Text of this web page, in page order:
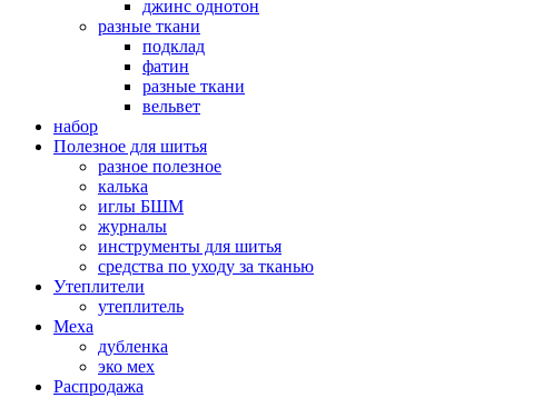
джинс однотон
разные ткани
подклад
фатин
разные ткани
вельвет
набор
Полезное для шитья
разное полезное
калька
иглы БШМ
журналы
инструменты для шитья
средства по уходу за тканью
Утеплители
утеплитель
Меха
дубленка
эко мех
Распродажа